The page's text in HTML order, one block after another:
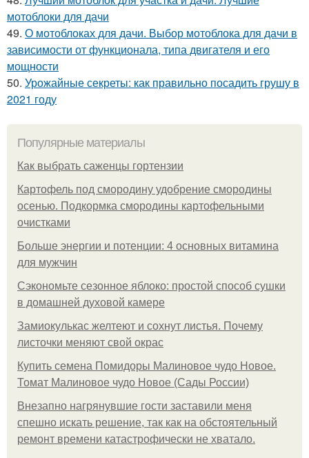
мотоблоки для дачи
49. О мотоблоках для дачи. Выбор мотоблока для дачи в
зависимости от функционала, типа двигателя и его
мощности
50. Урожайные секреты: как правильно посадить грушу в
2021 году
Популярные материалы
Как выбрать саженцы гортензии
Картофель под смородину удобрение смородины
осенью. Подкормка смородины картофельными
очистками
Больше энергии и потенции: 4 основных витамина
для мужчин
Сэкономьте сезонное яблоко: простой способ сушки
в домашней духовой камере
Замиокулькас желтеют и сохнут листья. Почему
листочки меняют свой окрас
Купить семена Помидоры Малиновое чудо Новое.
Томат Малиновое чудо Новое (Сады России)
Внезапно нагрянувшие гости заставили меня
спешно искать решение, так как на обстоятельный
ремонт времени катастрофически не хватало.